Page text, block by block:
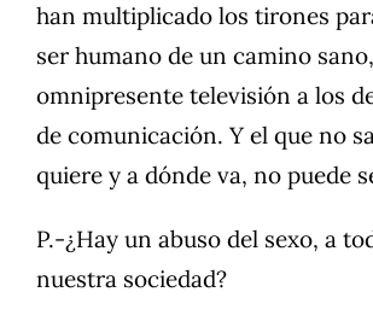
han multiplicado los tirones
ser humano de un camino
omnipresente televisión a los
de comunicación. Y el que no
quiere y a dónde va, no puede
P.-¿Hay un abuso del sexo, a
nuestra sociedad?